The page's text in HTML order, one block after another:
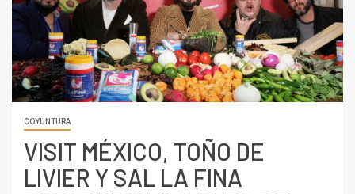
COYUNTURA
VISIT MÉXICO, TOÑO DE
LIVIER Y SAL LA FINA